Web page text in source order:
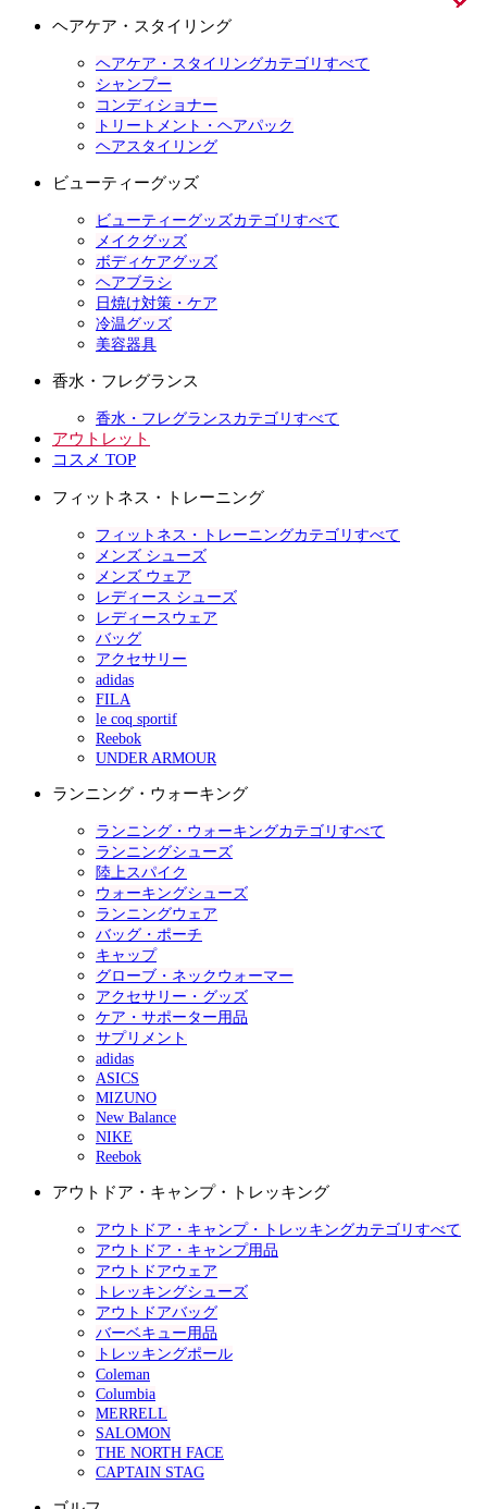
ヘアケア・スタイリング
ヘアケア・スタイリングカテゴリすべて
シャンプー
コンディショナー
トリートメント・ヘアパック
ヘアスタイリング
ビューティーグッズ
ビューティーグッズカテゴリすべて
メイクグッズ
ボディケアグッズ
ヘアブラシ
日焼け対策・ケア
冷温グッズ
美容器具
香水・フレグランス
香水・フレグランスカテゴリすべて
アウトレット
コスメ TOP
フィットネス・トレーニング
フィットネス・トレーニングカテゴリすべて
メンズ シューズ
メンズ ウェア
レディース シューズ
レディースウェア
バッグ
アクセサリー
adidas
FILA
le coq sportif
Reebok
UNDER ARMOUR
ランニング・ウォーキング
ランニング・ウォーキングカテゴリすべて
ランニングシューズ
陸上スパイク
ウォーキングシューズ
ランニングウェア
バッグ・ポーチ
キャップ
グローブ・ネックウォーマー
アクセサリー・グッズ
ケア・サポーター用品
サプリメント
adidas
ASICS
MIZUNO
New Balance
NIKE
Reebok
アウトドア・キャンプ・トレッキング
アウトドア・キャンプ・トレッキングカテゴリすべて
アウトドア・キャンプ用品
アウトドアウェア
トレッキングシューズ
アウトドアバッグ
バーベキュー用品
トレッキングポール
Coleman
Columbia
MERRELL
SALOMON
THE NORTH FACE
CAPTAIN STAG